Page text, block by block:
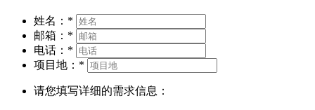
姓名： *
邮箱： *
电话： *
项目地： *
请您填写详细的需求信息：